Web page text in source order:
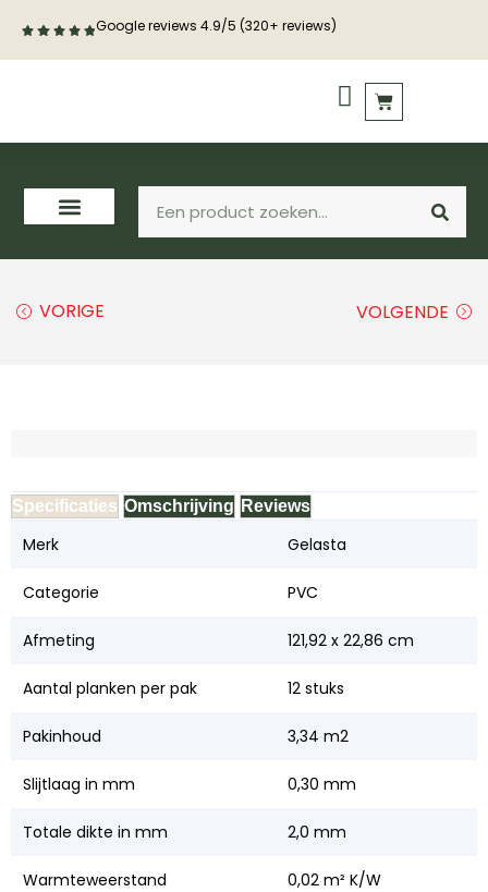
Google reviews 4.9/5 (320+ reviews)
VORIGE VOLGENDE
Specificaties Omschrijving Reviews
Merk Gelasta
Categorie PVC
Afmeting 121,92 x 22,86 cm
Aantal planken per pak 12 stuks
Pakinhoud 3,34 m2
Slijtlaag in mm 0,30 mm
Totale dikte in mm 2,0 mm
Warmteweerstand 0,02 m² K/W